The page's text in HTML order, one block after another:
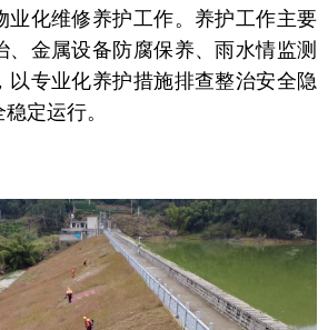
业化维修养护工作。养护工作主要
、金属设备防腐保养、雨水情监测
以专业化养护措施排查整治安全隐
定运行。